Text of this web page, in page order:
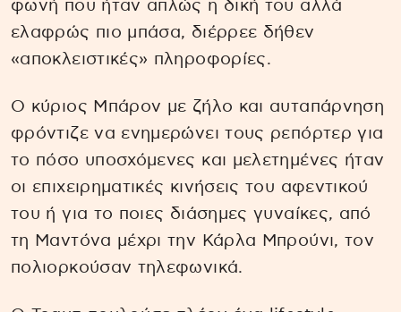
φωνή που ήταν απλώς η δική του αλλά
ελαφρώς πιο μπάσα, διέρρεε δήθεν
«αποκλειστικές» πληροφορίες.
Ο κύριος Μπάρον με ζήλο και αυταπάρνηση
φρόντιζε να ενημερώνει τους ρεπόρτερ για
το πόσο υποσχόμενες και μελετημένες ήταν
οι επιχειρηματικές κινήσεις του αφεντικού
του ή για το ποιες διάσημες γυναίκες, από
τη Μαντόνα μέχρι την Κάρλα Μπρούνι, τον
πολιορκούσαν τηλεφωνικά.